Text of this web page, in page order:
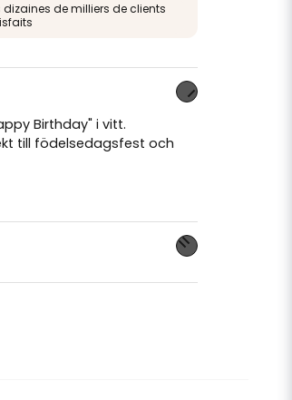
dizaines de milliers de clients
Birthday" i vitt.
till födelsedagsfest och